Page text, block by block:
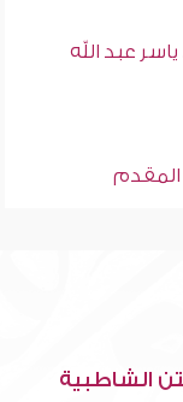
عبد الله
الشاطبية